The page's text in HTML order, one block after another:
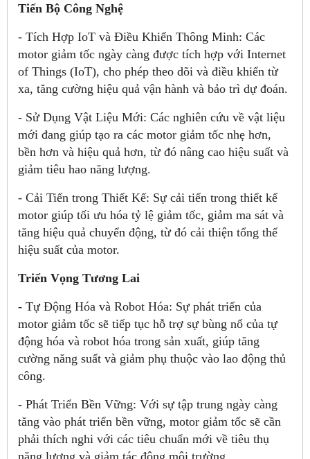
Tiến Bộ Công Nghệ
- Tích Hợp IoT và Điều Khiển Thông Minh: Các
motor giảm tốc ngày càng được tích hợp với Internet
of Things (IoT), cho phép theo dõi và điều khiển từ
xa, tăng cường hiệu quả vận hành và bảo trì dự đoán.
- Sử Dụng Vật Liệu Mới: Các nghiên cứu về vật liệu
mới đang giúp tạo ra các motor giảm tốc nhẹ hơn,
bền hơn và hiệu quả hơn, từ đó nâng cao hiệu suất và
giảm tiêu hao năng lượng.
- Cải Tiến trong Thiết Kế: Sự cải tiến trong thiết kế
motor giúp tối ưu hóa tỷ lệ giảm tốc, giảm ma sát và
tăng hiệu quả chuyển động, từ đó cải thiện tổng thể
hiệu suất của motor.
Triển Vọng Tương Lai
- Tự Động Hóa và Robot Hóa: Sự phát triển của
motor giảm tốc sẽ tiếp tục hỗ trợ sự bùng nổ của tự
động hóa và robot hóa trong sản xuất, giúp tăng
cường năng suất và giảm phụ thuộc vào lao động thủ
công.
- Phát Triển Bền Vững: Với sự tập trung ngày càng
tăng vào phát triển bền vững, motor giảm tốc sẽ cần
phải thích nghi với các tiêu chuẩn mới về tiêu thụ
năng lượng và giảm tác động môi trường.